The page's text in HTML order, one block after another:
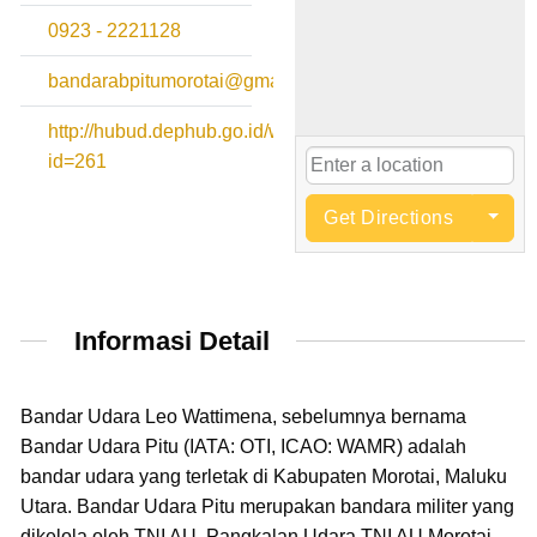
0923 - 2221128
bandarabpitumorotai@gmail.com
http://hubud.dephub.go.id/website/BandaraDetail.php?
id=261
Get Directions
Informasi Detail
Bandar Udara Leo Wattimena, sebelumnya bernama
Bandar Udara Pitu (IATA: OTI, ICAO: WAMR) adalah
bandar udara yang terletak di Kabupaten Morotai, Maluku
Utara. Bandar Udara Pitu merupakan bandara militer yang